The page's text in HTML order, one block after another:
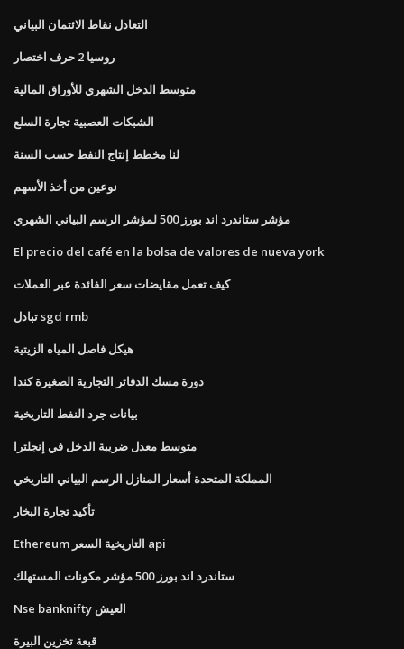
التعادل نقاط الائتمان البياني
روسيا 2 حرف اختصار
متوسط ​​الدخل الشهري للأوراق المالية
الشبكات العصبية تجارة السلع
لنا مخطط إنتاج النفط حسب السنة
نوعين من أخذ الأسهم
مؤشر ستاندرد اند بورز 500 لمؤشر الرسم البياني الشهري
El precio del café en la bolsa de valores de nueva york
كيف تعمل مقايضات سعر الفائدة عبر العملات
تبادل sgd rmb
هيكل فاصل المياه الزيتية
دورة مسك الدفاتر التجارية الصغيرة كندا
بيانات جرد النفط التاريخية
متوسط ​​معدل ضريبة الدخل في إنجلترا
المملكة المتحدة أسعار المنازل الرسم البياني التاريخي
تأكيد تجارة البخار
Ethereum التاريخية السعر api
ستاندرد اند بورز 500 مؤشر مكونات المستهلك
Nse banknifty العيش
قبعة تخزين البيرة